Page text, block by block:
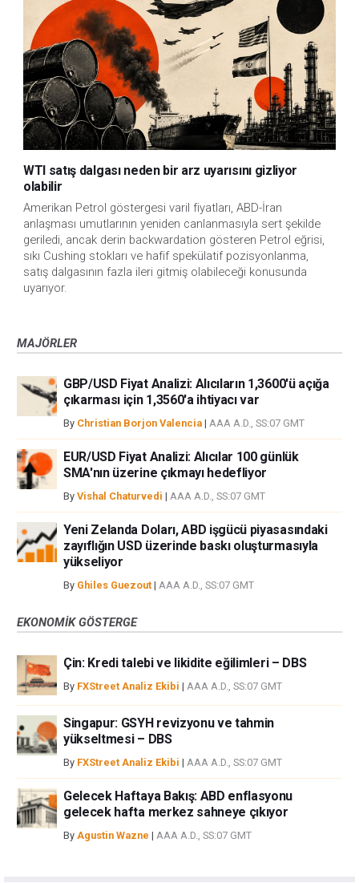
WTI satış dalgası neden bir arz uyarısını gizliyor
olabilir
Amerikan Petrol göstergesi varil fiyatları, ABD-İran
anlaşması umutlarının yeniden canlanmasıyla sert şekilde
geriledi, ancak derin backwardation gösteren Petrol eğrisi,
sıkı Cushing stokları ve hafif spekülatif pozisyonlanma,
satış dalgasının fazla ileri gitmiş olabileceği konusunda
uyarıyor.
MAJÖRLER
GBP/USD Fiyat Analizi: Alıcıların 1,3600'ü açığa
çıkarması için 1,3560'a ihtiyacı var
By Christian Borjon Valencia | AAA A.D., SS:07 GMT
EUR/USD Fiyat Analizi: Alıcılar 100 günlük
SMA'nın üzerine çıkmayı hedefliyor
By Vishal Chaturvedi | AAA A.D., SS:07 GMT
Yeni Zelanda Doları, ABD işgücü piyasasındaki
zayıflığın USD üzerinde baskı oluşturmasıyla
yükseliyor
By Ghiles Guezout | AAA A.D., SS:07 GMT
EKONOMIK GÖSTERGE
Çin: Kredi talebi ve likidite eğilimleri – DBS
By FXStreet Analiz Ekibi | AAA A.D., SS:07 GMT
Singapur: GSYH revizyonu ve tahmin
yükseltmesi – DBS
By FXStreet Analiz Ekibi | AAA A.D., SS:07 GMT
Gelecek Haftaya Bakış: ABD enflasyonu
gelecek hafta merkez sahneye çıkıyor
By Agustin Wazne | AAA A.D., SS:07 GMT